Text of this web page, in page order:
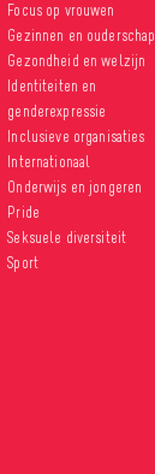
Focus op vrouwen
Gezinnen en ouderschap
Gezondheid en welzijn
Identiteiten en
genderexpressie
Inclusieve organisaties
Internationaal
Onderwijs en jongeren
Pride
Seksuele diversiteit
Sport